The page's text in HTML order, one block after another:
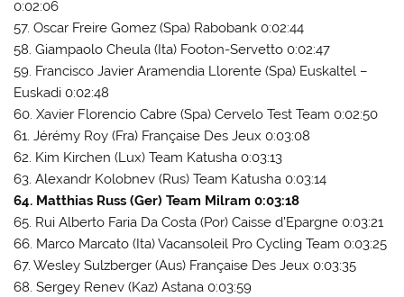
0:02:06
57. Oscar Freire Gomez (Spa) Rabobank 0:02:44
58. Giampaolo Cheula (Ita) Footon-Servetto 0:02:47
59. Francisco Javier Aramendia Llorente (Spa) Euskaltel –
Euskadi 0:02:48
60. Xavier Florencio Cabre (Spa) Cervelo Test Team 0:02:50
61. Jérémy Roy (Fra) Française Des Jeux 0:03:08
62. Kim Kirchen (Lux) Team Katusha 0:03:13
63. Alexandr Kolobnev (Rus) Team Katusha 0:03:14
64. Matthias Russ (Ger) Team Milram 0:03:18
65. Rui Alberto Faria Da Costa (Por) Caisse d’Epargne 0:03:21
66. Marco Marcato (Ita) Vacansoleil Pro Cycling Team 0:03:25
67. Wesley Sulzberger (Aus) Française Des Jeux 0:03:35
68. Sergey Renev (Kaz) Astana 0:03:59